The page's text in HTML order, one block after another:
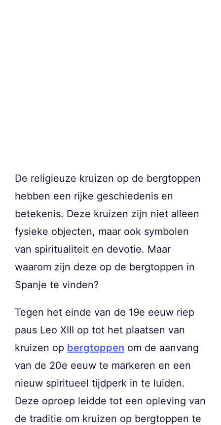
De religieuze kruizen op de bergtoppen
hebben een rijke geschiedenis en
betekenis. Deze kruizen zijn niet alleen
fysieke objecten, maar ook symbolen
van spiritualiteit en devotie. Maar
waarom zijn deze op de bergtoppen in
Spanje te vinden?
Tegen het einde van de 19e eeuw riep
paus Leo XIII op tot het plaatsen van
kruizen op bergtoppen om de aanvang
van de 20e eeuw te markeren en een
nieuw spiritueel tijdperk in te luiden.
Deze oproep leidde tot een opleving van
de traditie om kruizen op bergtoppen te